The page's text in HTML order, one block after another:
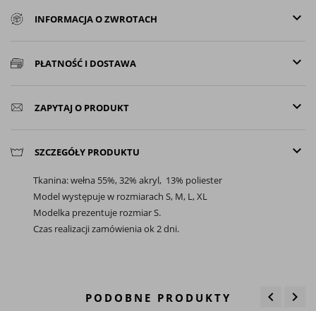
keyboard_arrow_down
INFORMACJA O ZWROTACH
keyboard_arrow_down
PŁATNOŚĆ I DOSTAWA
keyboard_arrow_down
ZAPYTAJ O PRODUKT
keyboard_arrow_down
SZCZEGÓŁY PRODUKTU
Tkanina: wełna 55%, 32% akryl, 13% poliester
Model występuje w rozmiarach S, M, L, XL
Modelka prezentuje rozmiar S.
Czas realizacji zamówienia ok 2 dni.
PODOBNE PRODUKTY keyboard_arrow_left keyboard_arrow_right